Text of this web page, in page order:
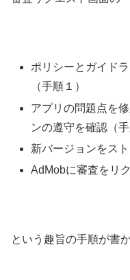
ポリシーとガイド
（手順１）
アプリの問題点を
ンの遵守を確認（手
新バージョンをス
AdMobに審査をリ
という趣旨の手順が書